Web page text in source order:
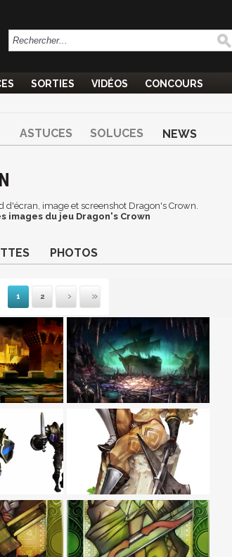
SORTIES VIDÉOS CONCOURS
ASTUCES SOLUCES NEWS
d'écran, image et screenshot Dragon's Crown.
images du jeu Dragon's Crown
PHOTOS
1 2